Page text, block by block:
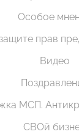
Особое
прав
Видео
МСП.
СВОй